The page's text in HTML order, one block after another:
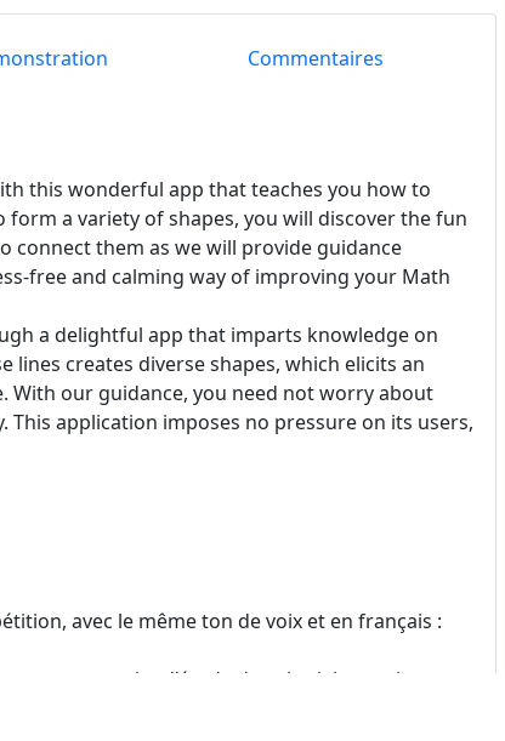
Commentaires
this wonderful app that teaches you how to
a variety of shapes, you will discover the fun
connect them as we will provide guidance
free and calming way of improving your Math
a delightful app that imparts knowledge on
creates diverse shapes, which elicits an
With our guidance, you need not worry about
application imposes no pressure on its users,
avec le même ton de voix et en français :
un sujet d'étude dans les laboratoires